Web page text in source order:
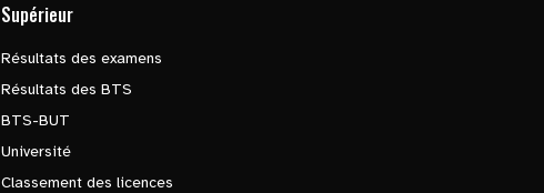
Supérieur
Résultats des examens
Résultats des BTS
BTS-BUT
Université
Classement des licences